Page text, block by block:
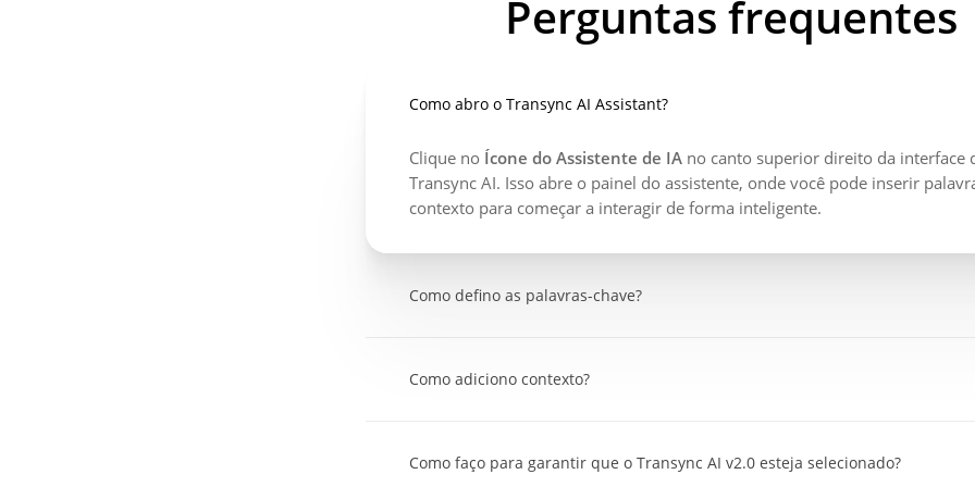
Perguntas frequentes
Como abro o Transync AI Assistant?
Clique no Ícone do Assistente de IA no canto superior direito da interface
Transync AI. Isso abre o painel do assistente, onde você pode inserir
contexto para começar a interagir de forma inteligente.
Como defino as palavras-chave?
como o tema da reunião, termos do setor ou assunto do vídeo. Palavras-
Como adiciono contexto?
“tradução de discurso em conferência acadêmica” ou “diálogo comercial
Como faço para garantir que o Transync AI v2.0 esteja selecionado?